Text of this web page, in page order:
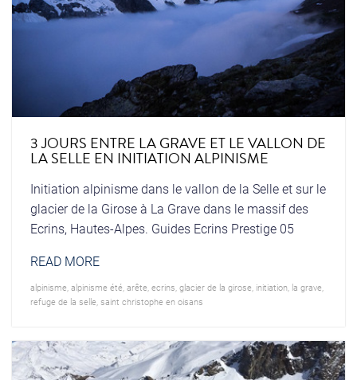
3 JOURS ENTRE LA GRAVE ET LE VALLON DE
LA SELLE EN INITIATION ALPINISME
Initiation alpinisme dans le vallon de la Selle et sur le
glacier de la Girose à La Grave dans le massif des
Ecrins, Hautes-Alpes. Guides Ecrins Prestige 05
READ MORE
alpinisme, alpinisme été, arête, ecrins glacier de la girose, initiation la grave,
refuge de la selle, saint christophe en oisans